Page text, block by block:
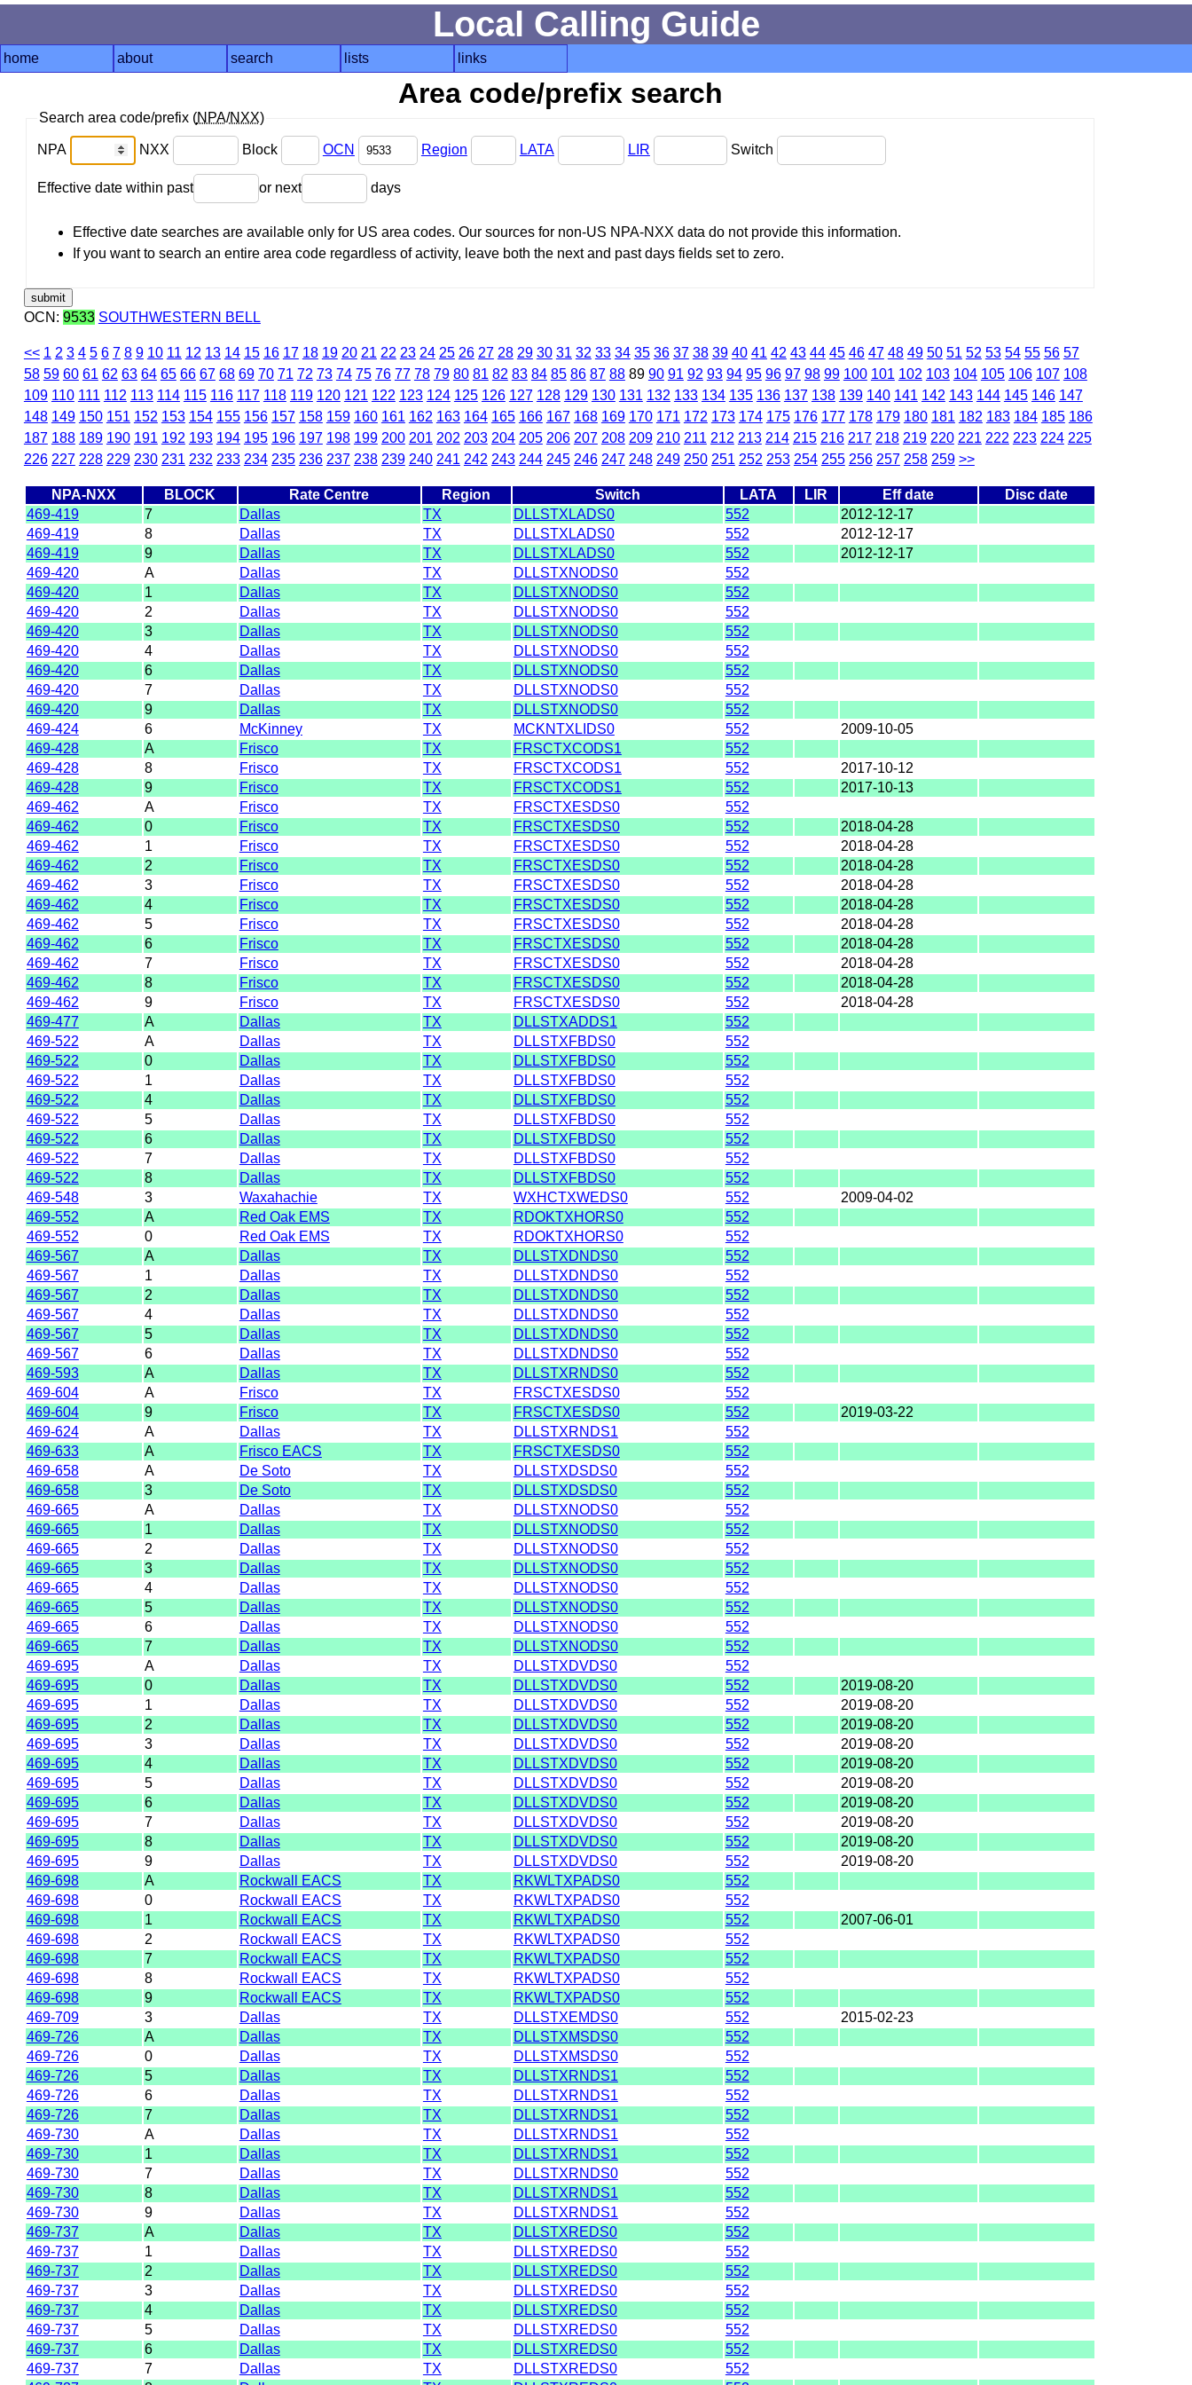
Local Calling Guide
home about search lists links
Area code/prefix search
Search area code/prefix (NPA/NXX)
NPA NXX Block OCN Region LATA LIR Switch
Effective date within past or next days
Effective date searches are available only for US area codes. Our sources for non-US NPA-NXX data do not provide this information.
If you want to search an entire area code regardless of activity, leave both the next and past days fields set to zero.
OCN: 9533 SOUTHWESTERN BELL
<< 1 2 3 4 5 6 7 8 9 10 11 12 13 14 15 16 17 18 19 20 21 22 23 24 25 26 27 28 29 30 31 32 33 34 35 36 37 38 39 40 41 42 43 44 45 46 47 48 49 50 51 52 53 54 55 56 57
58 59 60 61 62 63 64 65 66 67 68 69 70 71 72 73 74 75 76 77 78 79 80 81 82 83 84 85 86 87 88 89 90 91 92 93 94 95 96 97 98 99 100 101 102 103 104 105 106 107 108
109 110 111 112 113 114 115 116 117 118 119 120 121 122 123 124 125 126 127 128 129 130 131 132 133 134 135 136 137 138 139 140 141 142 143 144 145 146 147
148 149 150 151 152 153 154 155 156 157 158 159 160 161 162 163 164 165 166 167 168 169 170 171 172 173 174 175 176 177 178 179 180 181 182 183 184 185 186
187 188 189 190 191 192 193 194 195 196 197 198 199 200 201 202 203 204 205 206 207 208 209 210 211 212 213 214 215 216 217 218 219 220 221 222 223 224 225
226 227 228 229 230 231 232 233 234 235 236 237 238 239 240 241 242 243 244 245 246 247 248 249 250 251 252 253 254 255 256 257 258 259 >>
NPA-NXX BLOCK Rate Centre Region Switch LATA LIR Eff date
Disc date
469-419
7 Dallas TX DLLSTXLADS0 552
2012-12-17
469-419
8 Dallas TX DLLSTXLADS0 552
2012-12-17
469-419
9 Dallas TX DLLSTXLADS0 552
2012-12-17
469-420
A Dallas TX DLLSTXNODS0
552
469-420
1 Dallas TX DLLSTXNODS0
552
469-420
2 Dallas TX DLLSTXNODS0
552
469-420
3 Dallas TX DLLSTXNODS0
552
469-420
4 Dallas TX DLLSTXNODS0
552
469-420
6 Dallas TX DLLSTXNODS0
552
469-420
7 Dallas TX DLLSTXNODS0
552
469-420
9 Dallas TX DLLSTXNODS0
552
469-424
6 McKinney TX MCKNTXLIDS0 552
2009-10-05
469-428
A Frisco TX FRSCTXCODS1
552
469-428
8 Frisco TX FRSCTXCODS1 552
2017-10-12
469-428
9 Frisco TX FRSCTXCODS1 552
2017-10-13
469-462
A Frisco TX FRSCTXESDS0
552
469-462
0 Frisco TX FRSCTXESDS0 552
2018-04-28
469-462
1 Frisco TX FRSCTXESDS0 552
2018-04-28
469-462
2 Frisco TX FRSCTXESDS0 552
2018-04-28
469-462
3 Frisco TX FRSCTXESDS0 552
2018-04-28
469-462
4 Frisco TX FRSCTXESDS0 552
2018-04-28
469-462
5 Frisco TX FRSCTXESDS0 552
2018-04-28
469-462
6 Frisco TX FRSCTXESDS0 552
2018-04-28
469-462
7 Frisco TX FRSCTXESDS0 552
2018-04-28
469-462
8 Frisco TX FRSCTXESDS0 552
2018-04-28
469-462
9 Frisco TX FRSCTXESDS0 552
2018-04-28
469-477
A Dallas TX DLLSTXADDS1
552
469-522
A Dallas TX DLLSTXFBDS0
552
469-522
0 Dallas TX DLLSTXFBDS0
552
469-522
1 Dallas TX DLLSTXFBDS0
552
469-522
4 Dallas TX DLLSTXFBDS0
552
469-522
5 Dallas TX DLLSTXFBDS0
552
469-522
6 Dallas TX DLLSTXFBDS0
552
469-522
7 Dallas TX DLLSTXFBDS0
552
469-522
8 Dallas TX DLLSTXFBDS0
552
469-548
3 Waxahachie TX WXHCTXWEDS0 552
2009-04-02
469-552
A Red Oak EMS TX RDOKTXHORS0
552
469-552
0 Red Oak EMS TX RDOKTXHORS0
552
469-567
A Dallas TX DLLSTXDNDS0
552
469-567
1 Dallas TX DLLSTXDNDS0
552
469-567
2 Dallas TX DLLSTXDNDS0
552
469-567
4 Dallas TX DLLSTXDNDS0
552
469-567
5 Dallas TX DLLSTXDNDS0
552
469-567
6 Dallas TX DLLSTXDNDS0
552
469-593
A Dallas TX DLLSTXRNDS0
552
469-604
A Frisco TX FRSCTXESDS0
552
469-604
9 Frisco TX FRSCTXESDS0 552
2019-03-22
469-624
A Dallas TX DLLSTXRNDS1
552
469-633
A Frisco EACS TX FRSCTXESDS0
552
469-658
A De Soto TX DLLSTXDSDS0
552
469-658
3 De Soto TX DLLSTXDSDS0
552
469-665
A Dallas TX DLLSTXNODS0
552
469-665
1 Dallas TX DLLSTXNODS0
552
469-665
2 Dallas TX DLLSTXNODS0
552
469-665
3 Dallas TX DLLSTXNODS0
552
469-665
4 Dallas TX DLLSTXNODS0
552
469-665
5 Dallas TX DLLSTXNODS0
552
469-665
6 Dallas TX DLLSTXNODS0
552
469-665
7 Dallas TX DLLSTXNODS0
552
469-695
A Dallas TX DLLSTXDVDS0
552
469-695
0 Dallas TX DLLSTXDVDS0 552
2019-08-20
469-695
1 Dallas TX DLLSTXDVDS0 552
2019-08-20
469-695
2 Dallas TX DLLSTXDVDS0 552
2019-08-20
469-695
3 Dallas TX DLLSTXDVDS0 552
2019-08-20
469-695
4 Dallas TX DLLSTXDVDS0 552
2019-08-20
469-695
5 Dallas TX DLLSTXDVDS0 552
2019-08-20
469-695
6 Dallas TX DLLSTXDVDS0 552
2019-08-20
469-695
7 Dallas TX DLLSTXDVDS0 552
2019-08-20
469-695
8 Dallas TX DLLSTXDVDS0 552
2019-08-20
469-695
9 Dallas TX DLLSTXDVDS0 552
2019-08-20
469-698
A Rockwall EACS TX RKWLTXPADS0
552
469-698
0 Rockwall EACS TX RKWLTXPADS0
552
469-698
1 Rockwall EACS TX RKWLTXPADS0 552
2007-06-01
469-698
2 Rockwall EACS TX RKWLTXPADS0
552
469-698
7 Rockwall EACS TX RKWLTXPADS0
552
469-698
8 Rockwall EACS TX RKWLTXPADS0
552
469-698
9 Rockwall EACS TX RKWLTXPADS0
552
469-709
3 Dallas TX DLLSTXEMDS0 552
2015-02-23
469-726
A Dallas TX DLLSTXMSDS0
552
469-726
0 Dallas TX DLLSTXMSDS0
552
469-726
5 Dallas TX DLLSTXRNDS1
552
469-726
6 Dallas TX DLLSTXRNDS1
552
469-726
7 Dallas TX DLLSTXRNDS1
552
469-730
A Dallas TX DLLSTXRNDS1
552
469-730
1 Dallas TX DLLSTXRNDS1
552
469-730
7 Dallas TX DLLSTXRNDS0
552
469-730
8 Dallas TX DLLSTXRNDS1
552
469-730
9 Dallas TX DLLSTXRNDS1
552
469-737
A Dallas TX DLLSTXREDS0
552
469-737
1 Dallas TX DLLSTXREDS0
552
469-737
2 Dallas TX DLLSTXREDS0
552
469-737
3 Dallas TX DLLSTXREDS0
552
469-737
4 Dallas TX DLLSTXREDS0
552
469-737
5 Dallas TX DLLSTXREDS0
552
469-737
6 Dallas TX DLLSTXREDS0
552
469-737
7 Dallas TX DLLSTXREDS0
552